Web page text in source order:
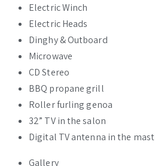
Electric Winch
Electric Heads
Dinghy & Outboard
Microwave
CD Stereo
BBQ propane grill
Roller furling genoa
32” TV in the salon
Digital TV antenna in the mast
Gallery